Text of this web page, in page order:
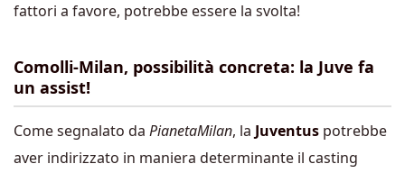
fattori a favore, potrebbe essere la svolta!
Comolli-Milan, possibilità concreta: la Juve fa
un assist!
Come segnalato da PianetaMilan, la Juventus potrebbe
aver indirizzato in maniera determinante il casting